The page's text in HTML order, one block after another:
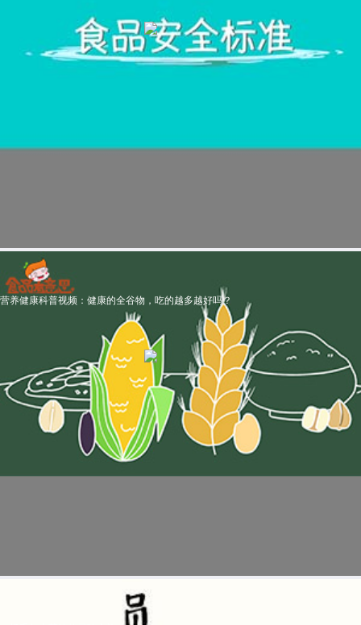
营养健康科普视频：健康的全谷物，吃的越多越好吗？